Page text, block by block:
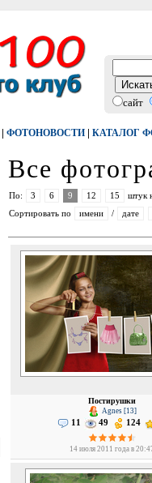
сайт
| ФОТОНОВОСТИ | КАТАЛОГ
Все
По: 3 6 9 12 15
штук
Сортировать по
имени / дате
Постирушки
Agnes [13]
11 49 124
14 июля 2011 года в